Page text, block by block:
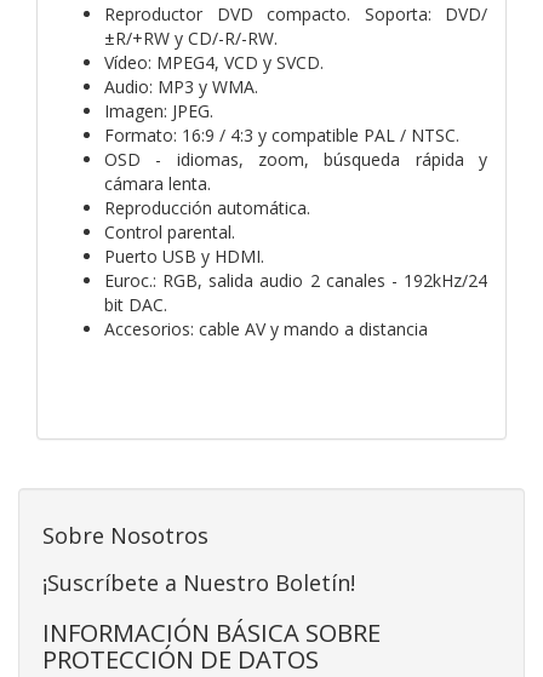
Reproductor DVD compacto. Soporta: DVD/
±R/+RW y CD/-R/-RW.
Vídeo: MPEG4, VCD y SVCD.
Audio: MP3 y WMA.
Imagen: JPEG.
Formato: 16:9 / 4:3 y compatible PAL / NTSC.
OSD - idiomas, zoom, búsqueda rápida y
cámara lenta.
Reproducción automática.
Control parental.
Puerto USB y HDMI.
Euroc.: RGB, salida audio 2 canales - 192kHz/24
bit DAC.
Accesorios: cable AV y mando a distancia
Sobre Nosotros
¡Suscríbete a Nuestro Boletín!
INFORMACIÓN BÁSICA SOBRE
PROTECCIÓN DE DATOS